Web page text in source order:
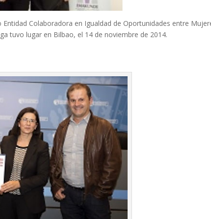
Colaboradora en Igualdad de Oportunidades entre
tuvo lugar en Bilbao, el 14 de noviembre de 2014.